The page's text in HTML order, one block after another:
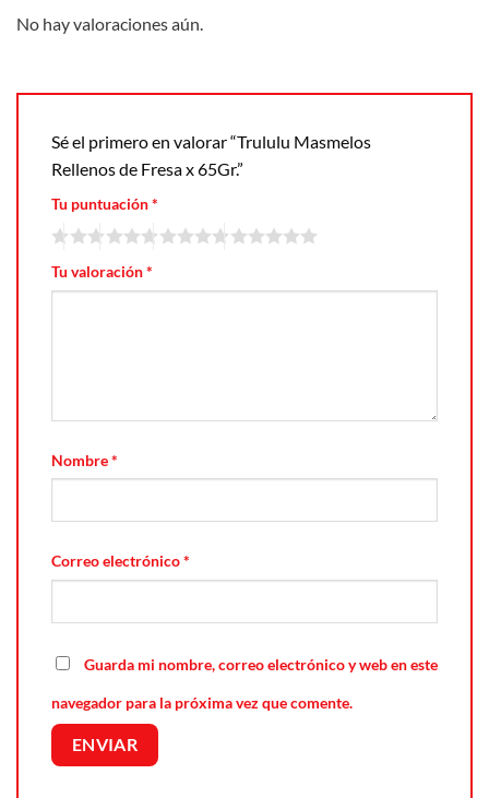
No hay valoraciones aún.
Sé el primero en valorar “Trululu Masmelos
Rellenos de Fresa x 65Gr.”
Tu puntuación*
Tu valoración*
Nombre*
Correo electrónico*
Guarda mi nombre, correo electrónico y web en este
navegador para la próxima vez que comente.